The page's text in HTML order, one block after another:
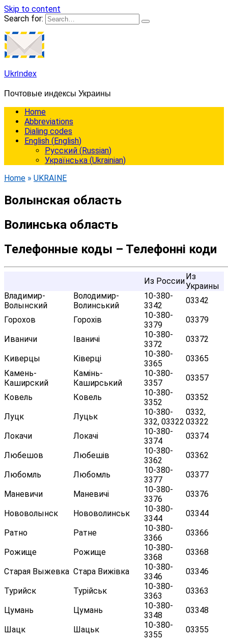
Skip to content
Search for:
Ukrindex
Почтовые индексы Украины
Home
Abbreviations
Dialing codes
English (English)
Русский (Russian)
Українська (Ukrainian)
Home » UKRAINE
Волынская область
Волинська область
Телефонные коды – Телефонні коди
Из РоссииИз
Украины
Владимир-
Волынский
Володимир-
Волинський
10-380-
3342
03342
Горохов
Горохів
10-380-
3379
03379
Иваничи
Іваничі
10-380-
3372
03372
Киверцы
Ківерці
10-380-
3365
03365
Камень-
Каширский
Камінь-
Каширський
10-380-
3357
03357
Ковель
Ковель
10-380-
3352
03352
Луцк
Луцьк
10-380-
332, 03322
0332,
03322
Локачи
Локачі
10-380-
3374
03374
Любешов
Любешів
10-380-
3362
03362
Любомль
Любомль
10-380-
3377
03377
Маневичи
Маневичі
10-380-
3376
03376
Нововолынск
Нововолинськ
10-380-
3344
03344
Ратно
Ратне
10-380-
3366
03366
Рожище
Рожище
10-380-
3368
03368
Старая Выжевка Стара Вижівка
10-380-
3346
03346
Турийск
Турійськ
10-380-
3363
03363
Цумань
Цумань
10-380-
3348
03348
Шацк
Шацьк
10-380-
3355
03355